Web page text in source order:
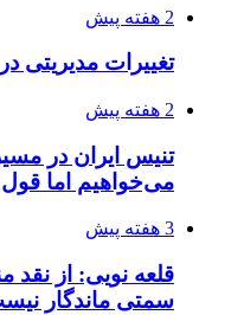
2 هفته پیش
تغییرات مدیریتی
2 هفته پیش
تنیس ایران در
می‌خواهیم اما
3 هفته پیش
قلعه نویی: از نقد
سمتی ماندگار